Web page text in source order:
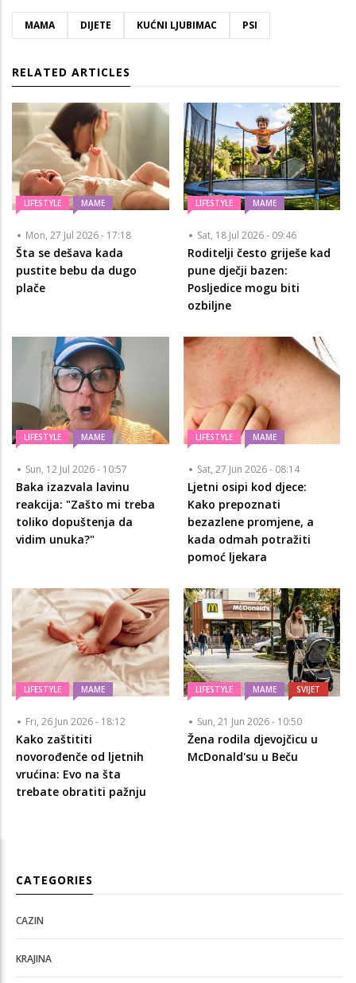
MAMA DIJETE KUĆNI LJUBIMAC PSI
RELATED ARTICLES
LIFESTYLE MAME
Mon, 27 Jul 2026 - 17:18
Šta se dešava kada
pustite bebu da dugo
plače
LIFESTYLE MAME
Sat, 18 Jul 2026 - 09:46
Roditelji često griješe kad
pune dječji bazen:
Posljedice mogu biti
ozbiljne
LIFESTYLE MAME
Sun, 12 Jul 2026 - 10:57
Baka izazvala lavinu
reakcija: "Zašto mi treba
toliko dopuštenja da
vidim unuka?"
LIFESTYLE MAME
Sat, 27 Jun 2026 - 08:14
Ljetni osipi kod djece:
Kako prepoznati
bezazlene promjene, a
kada odmah potražiti
pomoć ljekara
LIFESTYLE MAME
Fri, 26 Jun 2026 - 18:12
Kako zaštititi
novorođenče od ljetnih
vrućina: Evo na šta
trebate obratiti pažnju
LIFESTYLE MAME SVIJET
Sun, 21 Jun 2026 - 10:50
Žena rodila djevojčicu u
McDonald'su u Beču
CATEGORIES
CAZIN
KRAJINA